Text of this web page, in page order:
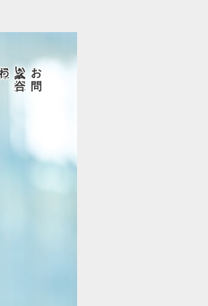
求人を
探
して
働 お
問
い
合